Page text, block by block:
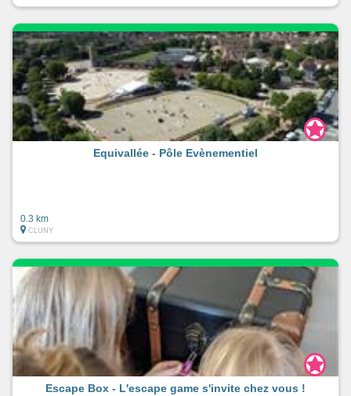
Equivallée - Pôle Evènementiel
0.3 km
CLUNY
Escape Box - L'escape game s'invite chez vous !